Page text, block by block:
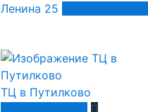
Ленина 25
ТЦ в Путилково